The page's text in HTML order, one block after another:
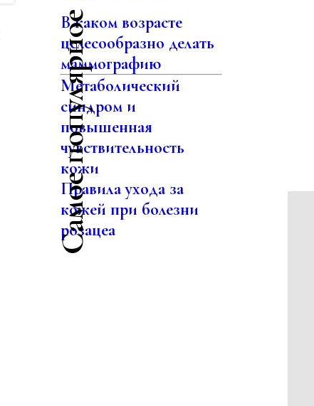
Самое популярное
В каком возрасте
целесообразно делать
маммографию
Метаболический
синдром и
повышенная
чувствительность
кожи
Правила ухода за
кожей при болезни
розацеа